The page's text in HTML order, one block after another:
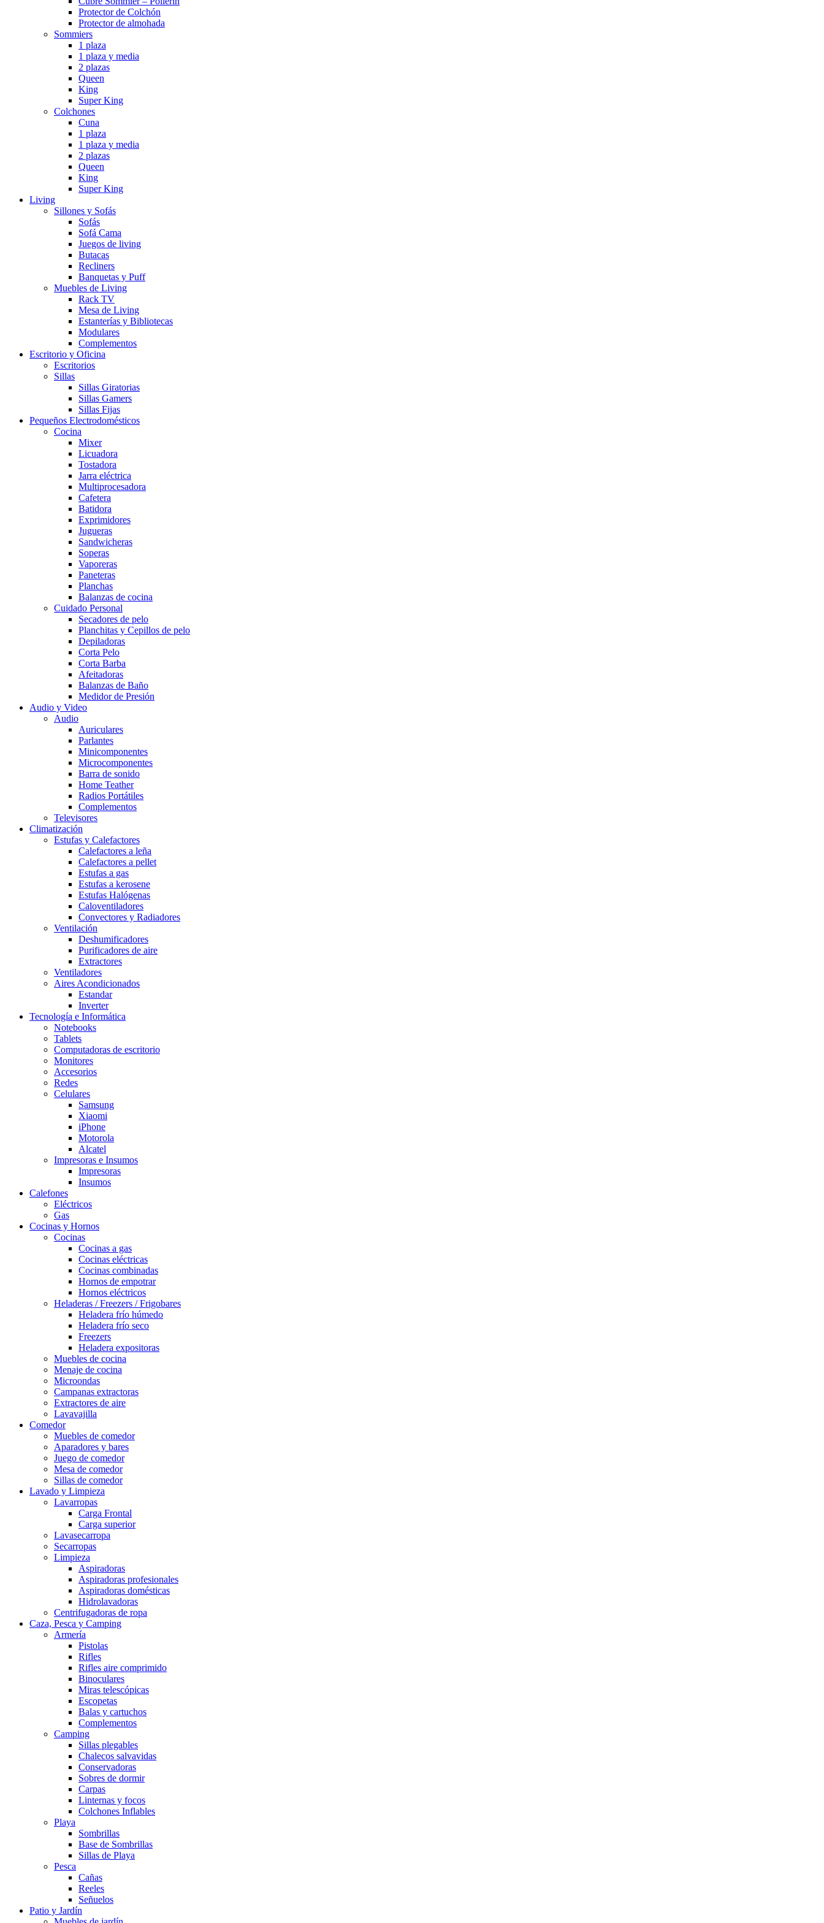
Protector de Colchón
Protector de almohada
Sommiers
1 plaza
1 plaza y media
2 plazas
Queen
King
Super King
Colchones
Cuna
1 plaza
1 plaza y media
2 plazas
Queen
King
Super King
Living
Sillones y Sofás
Sofás
Sofá Cama
Juegos de living
Butacas
Recliners
Banquetas y Puff
Muebles de Living
Rack TV
Mesa de Living
Estanterías y Bibliotecas
Modulares
Complementos
Escritorio y Oficina
Escritorios
Sillas
Sillas Giratorias
Sillas Gamers
Sillas Fijas
Pequeños Electrodomésticos
Cocina
Mixer
Licuadora
Tostadora
Jarra eléctrica
Multiprocesadora
Cafetera
Batidora
Exprimidores
Jugueras
Sandwicheras
Soperas
Vaporeras
Paneteras
Planchas
Balanzas de cocina
Cuidado Personal
Secadores de pelo
Planchitas y Cepillos de pelo
Depiladoras
Corta Pelo
Corta Barba
Afeitadoras
Balanzas de Baño
Medidor de Presión
Audio y Video
Audio
Auriculares
Parlantes
Minicomponentes
Microcomponentes
Barra de sonido
Home Teather
Radios Portátiles
Complementos
Televisores
Climatización
Estufas y Calefactores
Calefactores a leña
Calefactores a pellet
Estufas a gas
Estufas a kerosene
Estufas Halógenas
Caloventiladores
Convectores y Radiadores
Ventilación
Deshumificadores
Purificadores de aire
Extractores
Ventiladores
Aires Acondicionados
Estandar
Inverter
Tecnología e Informática
Notebooks
Tablets
Computadoras de escritorio
Monitores
Accesorios
Redes
Celulares
Samsung
Xiaomi
iPhone
Motorola
Alcatel
Impresoras e Insumos
Impresoras
Insumos
Calefones
Eléctricos
Gas
Cocinas y Hornos
Cocinas
Cocinas a gas
Cocinas eléctricas
Cocinas combinadas
Hornos de empotrar
Hornos eléctricos
Heladeras / Freezers / Frigobares
Heladera frío húmedo
Heladera frío seco
Freezers
Heladera expositoras
Muebles de cocina
Menaje de cocina
Microondas
Campanas extractoras
Extractores de aire
Lavavajilla
Comedor
Muebles de comedor
Aparadores y bares
Juego de comedor
Mesa de comedor
Sillas de comedor
Lavado y Limpieza
Lavarropas
Carga Frontal
Carga superior
Lavasecarropa
Secarropas
Limpieza
Aspiradoras
Aspiradoras profesionales
Aspiradoras domésticas
Hidrolavadoras
Centrifugadoras de ropa
Caza, Pesca y Camping
Armería
Pistolas
Rifles
Rifles aire comprimido
Binoculares
Miras telescópicas
Escopetas
Balas y cartuchos
Complementos
Camping
Sillas plegables
Chalecos salvavidas
Conservadoras
Sobres de dormir
Carpas
Linternas y focos
Colchones Inflables
Playa
Sombrillas
Base de Sombrillas
Sillas de Playa
Pesca
Cañas
Reeles
Señuelos
Patio y Jardín